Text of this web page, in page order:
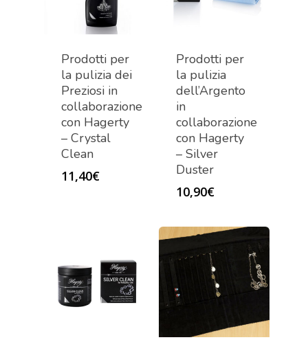
Prodotti per
la pulizia dei
Preziosi in
collaborazione
con Hagerty
– Crystal
Clean
11,40€
Prodotti per
la pulizia
dell’Argento
in
collaborazione
con Hagerty
– Silver
Duster
10,90€